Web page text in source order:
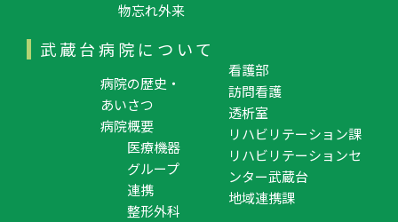
物忘れ外来
武蔵台病院について
病院の歴史・
あいさつ
病院概要
医療機器
グループ
連携
整形外科
看護部
訪問看護
透析室
リハビリテーション課
リハビリテーションセ
ンター武蔵台
地域連携課